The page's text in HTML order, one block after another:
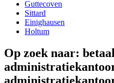
Guttecoven
Sittard
Einighausen
Holtum
Op zoek naar: